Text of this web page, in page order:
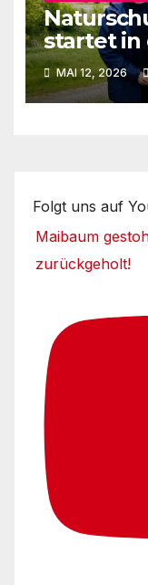
startet in
MAI 12, 2026
Folgt uns auf
Maibaum
zurückgeholt!